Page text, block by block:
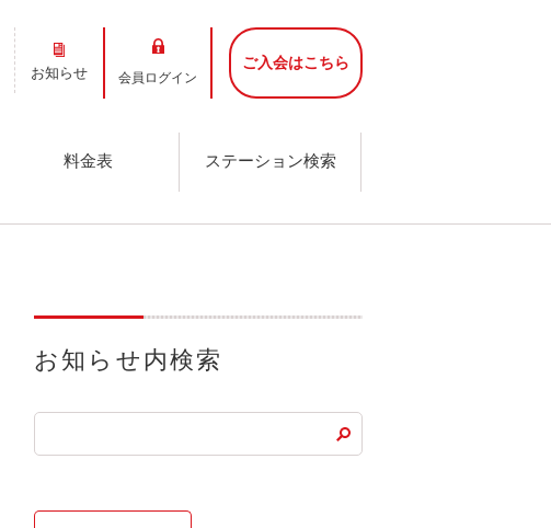
お知らせ 会員ログイン
ご入会はこちら
料金表 ステーション検索
お知らせ内検索